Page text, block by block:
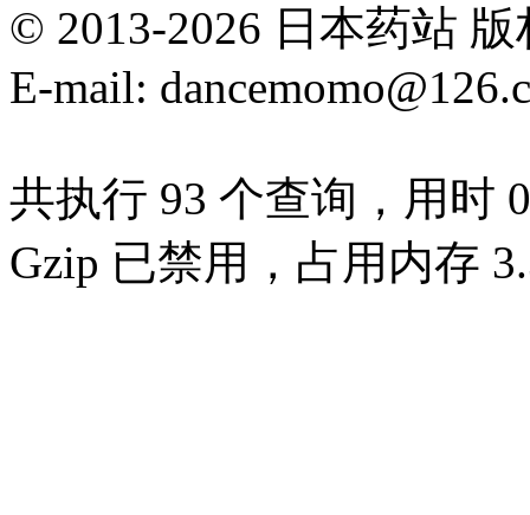
© 2013-2026 日本药站
E-mail:
共执行 93 个查询，用时
Gzip 已禁用，占用内存